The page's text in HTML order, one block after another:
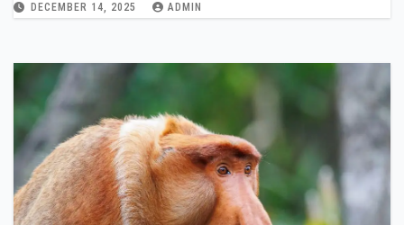
DECEMBER 14, 2025 ADMIN